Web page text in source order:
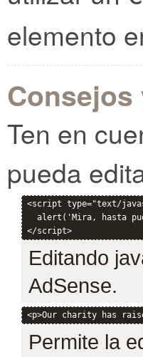
elemento
Consejos
Ten en
pueda
<script type="text/
alert('Mira, hasta
Editando
AdSense.
<p>Our charity has
Permite la